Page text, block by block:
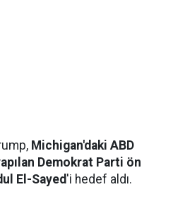
Michigan'daki ABD
Demokrat Parti ön
El-Sayed'i hedef aldı.